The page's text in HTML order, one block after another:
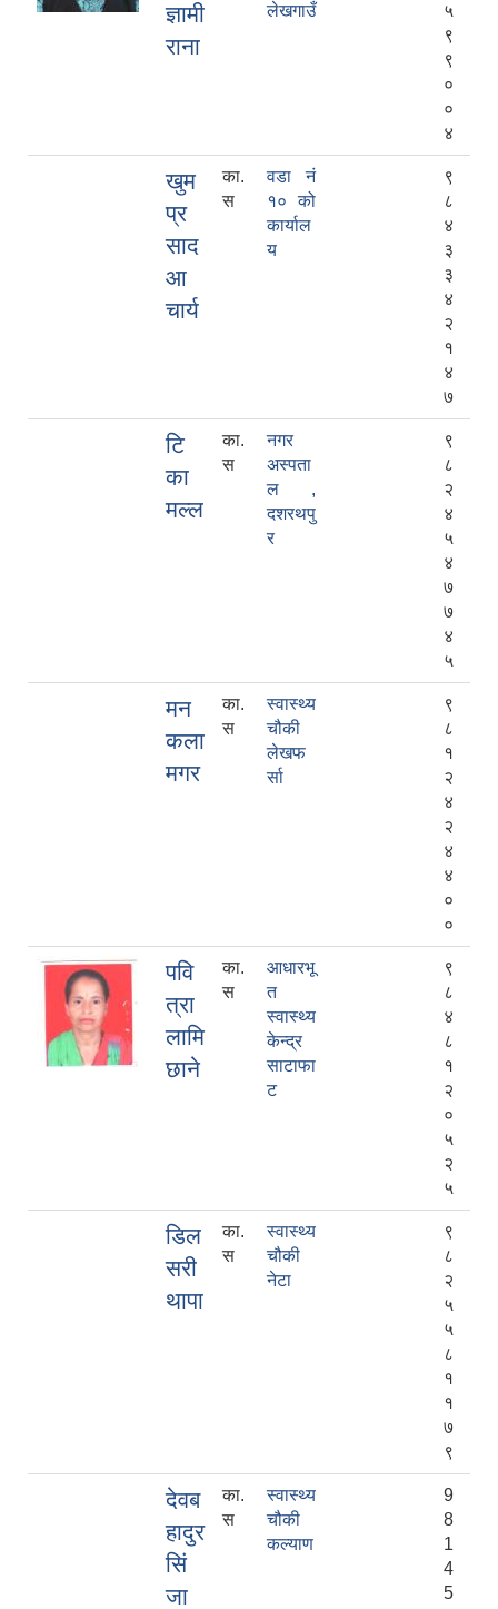
ज्ञामी
राना
लेखगाउँ
५
९
९
०
०
४
खुम
प्र
साद
आ
चार्य
का.
स
वडा नं
१० को
कार्याल
य
९
८
४
३
३
४
२
१
४
७
टि
का
मल्ल
का.
स
नगर
अस्पता
ल ,
दशरथपु
र
९
८
२
४
५
४
७
७
४
५
मन
कला
मगर
का.
स
स्वास्थ्य
चौकी
लेखफ
र्सा
९
८
१
२
४
२
४
४
०
०
पवि
त्रा
लामि
छाने
का.
स
आधारभू
त
स्वास्थ्य
केन्द्र
साटाफा
ट
९
८
४
८
१
२
०
५
२
५
डिल
सरी
थापा
का.
स
स्वास्थ्य
चौकी
नेटा
९
८
२
५
५
८
१
१
७
९
देवब
हादुर
सिं
जा
का.
स
स्वास्थ्य
चौकी
कल्याण
9
8
1
4
5